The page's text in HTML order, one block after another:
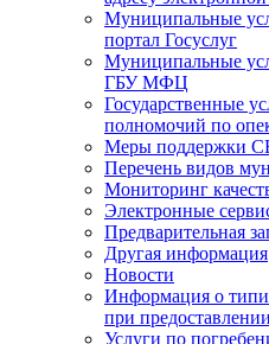
Муниципальные
портал Госуслуг
Муниципальные
ГБУ МФЦ
Государственные
полномочий по
Меры поддержки
Перечень видов
Мониторинг
Электронные
Предварительная
Другая информация
Новости
Информация о
при
Услуги по